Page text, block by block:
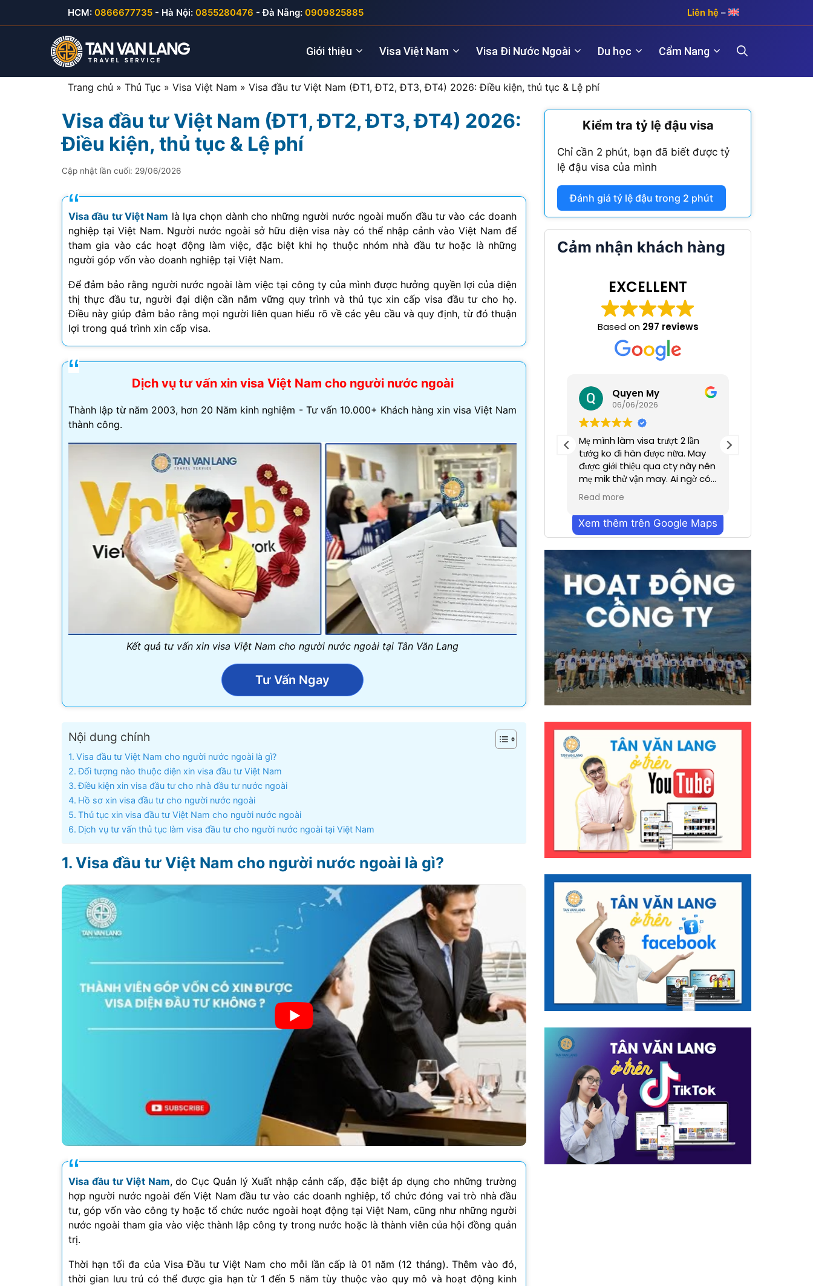
Liên hệ –
HCM: 0866677735 - Hà Nội: 0855280476 - Đà Nẵng: 0909825885
Giới thiệu Visa Việt Nam
Visa du lịch Việt Nam
Visa thăm thân Việt Nam
Visa đầu tư Việt Nam
Visa lao động Việt Nam
Công văn nhập cảnh
E-visa thăm thân
E-visa du lịch
Nhà quản lý Đầu tư (5 năm)
Thăm thân (3 năm)
Hợp pháp hóa lãnh sự Hàn Quốc
Hợp pháp hóa lãnh sự Trung Quốc
Visa Đi Nước Ngoài
Visa Hàn Quốc
Visa Nhật Bản
Visa Đài Loan
Visa Campuchia
Visa Hong Kong
Visa Ấn Độ
Visa Dubai
Visa Macau
Visa Malaysia
Visa Mỹ B1/B2
Visa Canada
Visa New Zealand Visa Anh
Visa Ý (Italya)
Visa Ireland
Visa Romania
Visa Tây Ban Nha
Visa Maroc
Visa Nam Phi
Visa Algeria
Du học Cẩm Nang
Trang chủ » Thủ Tục » Visa Việt Nam » Visa đầu tư Việt Nam (ĐT1, ĐT2, ĐT3, ĐT4) 2026: Điều kiện, thủ tục & Lệ phí
Visa đầu tư Việt Nam (ĐT1, ĐT2, ĐT3, ĐT4) 2026:
Điều kiện, thủ tục & Lệ phí
Cập nhật lần cuối: 29/06/2026
Visa đầu tư Việt Nam là lựa chọn dành cho những người nước ngoài muốn đầu tư vào các doanh
nghiệp tại Việt Nam. Người nước ngoài sở hữu diện visa này có thể nhập cảnh vào Việt Nam để
tham gia vào các hoạt động làm việc, đặc biệt khi họ thuộc nhóm nhà đầu tư hoặc là những
người góp vốn vào doanh nghiệp tại Việt Nam.
Để đảm bảo rằng người nước ngoài làm việc tại công ty của mình được hưởng quyền lợi của diện
thị thực đầu tư, người đại diện cần nắm vững quy trình và thủ tục xin cấp visa đầu tư cho họ.
Điều này giúp đảm bảo rằng mọi người liên quan hiểu rõ về các yêu cầu và quy định, từ đó thuận
lợi trong quá trình xin cấp visa.
Dịch vụ tư vấn xin visa Việt Nam cho người nước ngoài
Thành lập từ năm 2003, hơn 20 Năm kinh nghiệm - Tư vấn 10.000+ Khách hàng xin visa Việt Nam
thành công.
Kết quả tư vấn xin visa Việt Nam cho người nước ngoài tại Tân Văn Lang
Tư Vấn Ngay
Nội dung chính
Visa đầu tư Việt Nam cho người nước ngoài là gì?
Đối tượng nào thuộc diện xin visa đầu tư Việt Nam
Điều kiện xin visa đầu tư cho nhà đầu tư nước ngoài
Hồ sơ xin visa đầu tư cho người nước ngoài
Thủ tục xin visa đầu tư Việt Nam cho người nước ngoài
Dịch vụ tư vấn thủ tục làm visa đầu tư cho người nước ngoài tại Việt Nam
Visa đầu tư Việt Nam cho người nước ngoài là gì?
Visa đầu tư Việt Nam, do Cục Quản lý Xuất nhập cảnh cấp, đặc biệt áp dụng cho những trường
hợp người nước ngoài đến Việt Nam đầu tư vào các doanh nghiệp, tổ chức đóng vai trò nhà đầu
tư, góp vốn vào công ty hoặc tổ chức nước ngoài hoạt động tại Việt Nam, cũng như những người
nước ngoài tham gia vào việc thành lập công ty trong nước hoặc là thành viên của hội đồng quản
trị.
Thời hạn tối đa của Visa Đầu tư Việt Nam cho mỗi lần cấp là 01 năm (12 tháng). Thêm vào đó,
thời gian lưu trú có thể được gia hạn từ 1 đến 5 năm tùy thuộc vào quy mô và hoạt động kinh
Kiểm tra tỷ lệ đậu visa
Chỉ cần 2 phút, bạn đã biết được tỷ
lệ đậu visa của mình
Đánh giá tỷ lệ đậu trong 2 phút
Cảm nhận khách hàng
EXCELLENT
Based on 297 reviews
Hoang Quan Ho
12/06/2026
Mình apply đi visa úc. Đội hỗ trợ
tư vấn nhiệt tình và có chuyên
môn tốt
12/06/2026
Mình vừa xin visa Nhật 4 người
trong gia đình, công ty hỗ trợ
tốt, làm nhanh gọn, cảm ơn
công ty
Quyen My
06/06/2026
Mẹ mình làm visa trượt 2 lần
tưởg ko đi hàn được nữa. May
được giới thiệu qua cty này nên
mẹ mik thử vận may. Ai ngờ có
nhanh hơn dự định chỉ trong
vỏn vẹn 2 tuần. Cũn g cảm ơn a
Dương đã hỗ trợ nhiều. Dịch vụ
bên mình làm nhanh chóng
có nhiều thành công tốt đẹp
hơn ạ. E cảm ơn
Read more
Xem thêm trên Google Maps